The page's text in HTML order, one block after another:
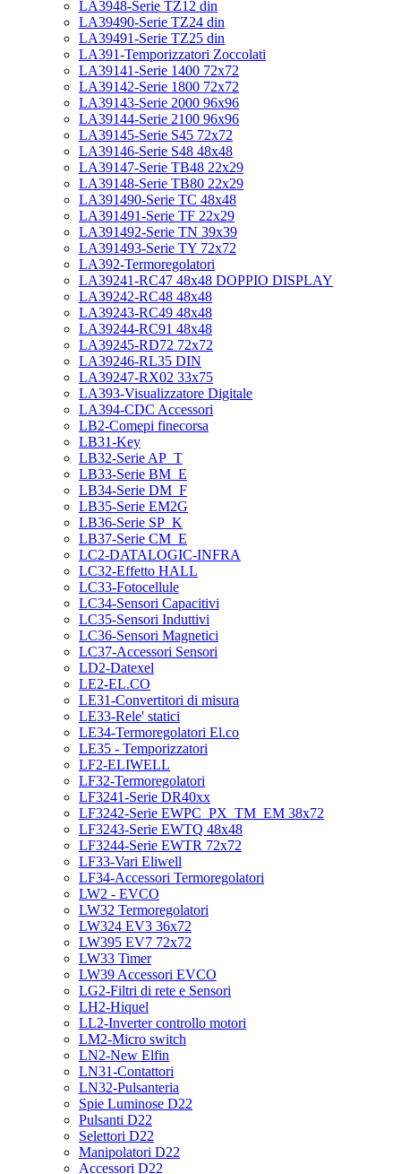
LA3948-Serie TZ12 din
LA39490-Serie TZ24 din
LA39491-Serie TZ25 din
LA391-Temporizzatori Zoccolati
LA39141-Serie 1400 72x72
LA39142-Serie 1800 72x72
LA39143-Serie 2000 96x96
LA39144-Serie 2100 96x96
LA39145-Serie S45 72x72
LA39146-Serie S48 48x48
LA39147-Serie TB48 22x29
LA39148-Serie TB80 22x29
LA391490-Serie TC 48x48
LA391491-Serie TF 22x29
LA391492-Serie TN 39x39
LA391493-Serie TY 72x72
LA392-Termoregolatori
LA39241-RC47 48x48 DOPPIO DISPLAY
LA39242-RC48 48x48
LA39243-RC49 48x48
LA39244-RC91 48x48
LA39245-RD72 72x72
LA39246-RL35 DIN
LA39247-RX02 33x75
LA393-Visualizzatore Digitale
LA394-CDC Accessori
LB2-Comepi finecorsa
LB31-Key
LB32-Serie AP_T
LB33-Serie BM_E
LB34-Serie DM_F
LB35-Serie EM2G
LB36-Serie SP_K
LB37-Serie CM_E
LC2-DATALOGIC-INFRA
LC32-Effetto HALL
LC33-Fotocellule
LC34-Sensori Capacitivi
LC35-Sensori Induttivi
LC36-Sensori Magnetici
LC37-Accessori Sensori
LD2-Datexel
LE2-EL.CO
LE31-Convertitori di misura
LE33-Rele' statici
LE34-Termoregolatori El.co
LE35 - Temporizzatori
LF2-ELIWELL
LF32-Termoregolatori
LF3241-Serie DR40xx
LF3242-Serie EWPC_PX_TM_EM 38x72
LF3243-Serie EWTQ 48x48
LF3244-Serie EWTR 72x72
LF33-Vari Eliwell
LF34-Accessori Termoregolatori
LW2 - EVCO
LW32 Termoregolatori
LW324 EV3 36x72
LW395 EV7 72x72
LW33 Timer
LW39 Accessori EVCO
LG2-Filtri di rete e Sensori
LH2-Hiquel
LL2-Inverter controllo motori
LM2-Micro switch
LN2-New Elfin
LN31-Contattori
LN32-Pulsanteria
Spie Luminose D22
Pulsanti D22
Selettori D22
Manipolatori D22
Accessori D22